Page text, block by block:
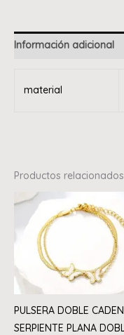
Información adicional
material
Productos relacionados
PULSERA DOBLE
SERPIENTE PLANA